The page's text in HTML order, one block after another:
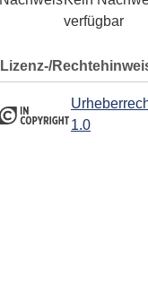
verfügbar
Lizenz-/
1.0